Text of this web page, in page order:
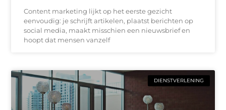
Content marketing lijkt op het eerste gezicht
eenvoudig: je schrijft artikelen, plaatst berichten op
social media, maakt misschien een nieuwsbrief en
hoopt dat mensen vanzelf
DIENSTVERLENING